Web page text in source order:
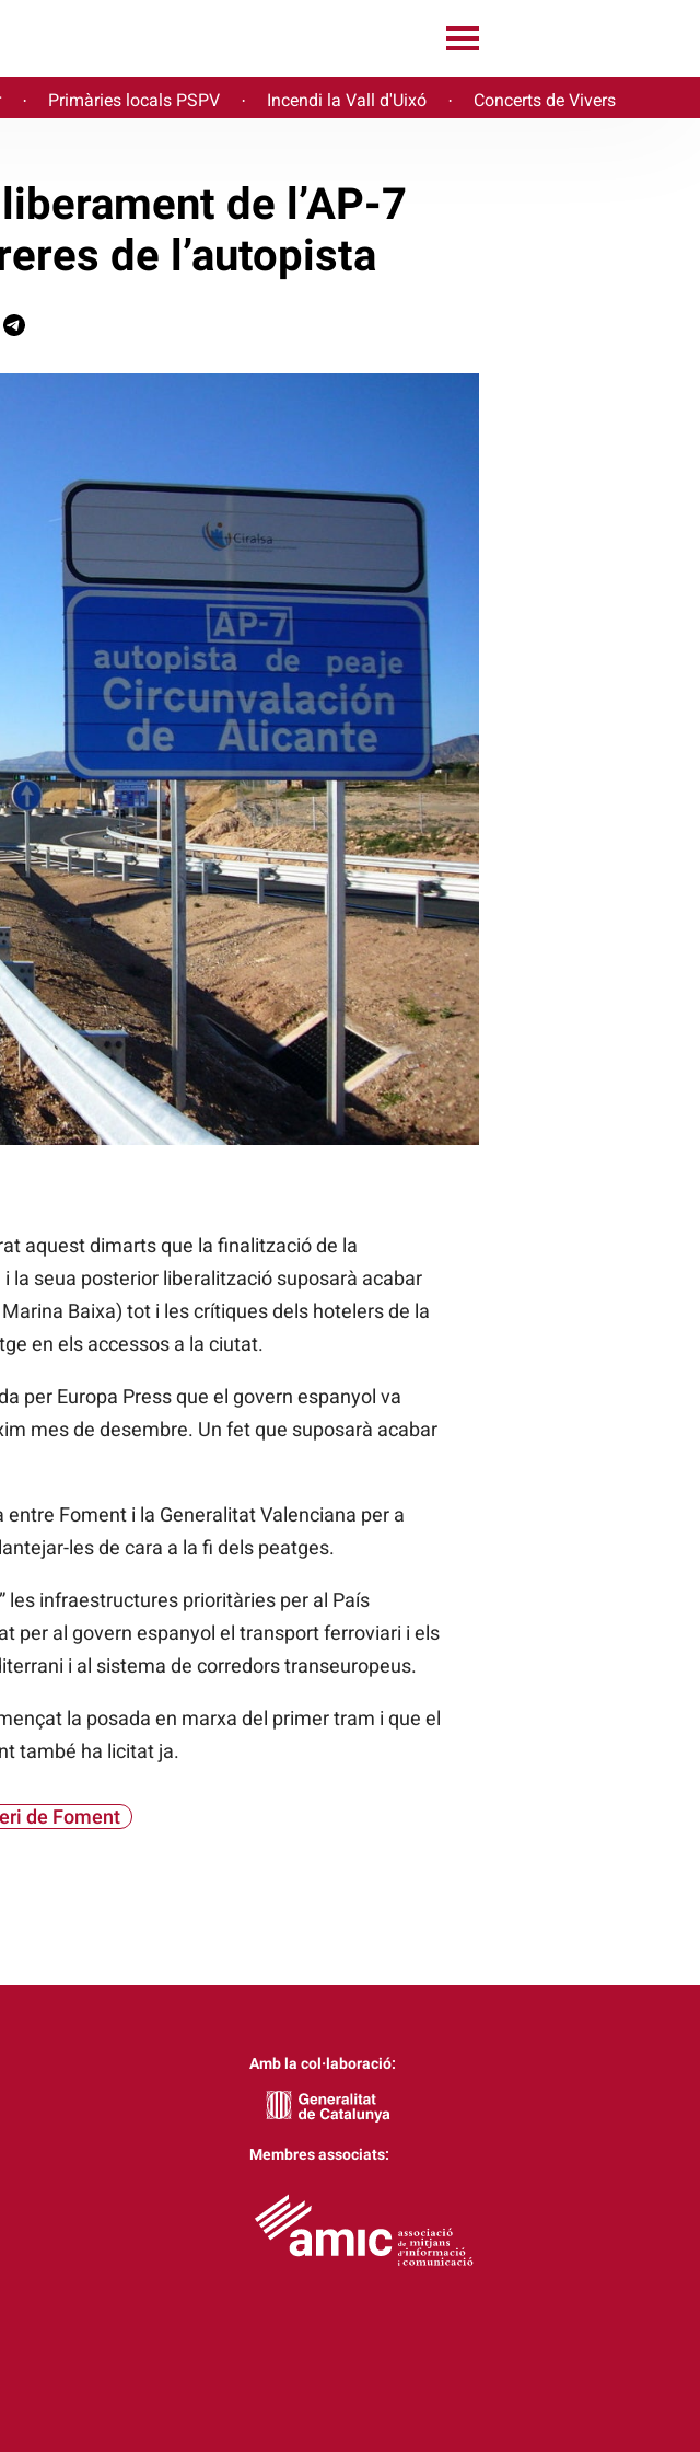
· Primàries locals PSPV · Incendi la Vall d'Uixó · Concerts de Vivers
del 2019. / DILEMA / WIKIPEDIA
de l’AP-7
de l’autopista
aquest dimarts que la finalització de la
i la seua posterior liberalització suposarà acabar
Baixa) tot i lescrítiques dels hotelers de la
en els accessos a la ciutat.
per Europa Press que el govern espanyol va
mes de desembre. Un fet que suposarà acabar
Foment i la Generalitat Valenciana per a
les de cara a la fi dels peatges.
les infraestructures prioritàries per al País
per al govern espanyol el transport ferroviari i els
i al sistema de corredors transeuropeus.
la posada en marxa del primer tram i que el
també ha licitat ja.
de Foment
Amb la col·laboració:
Membres associats: